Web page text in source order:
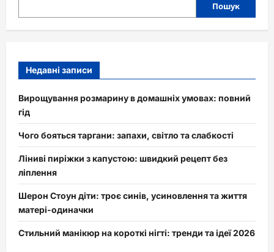
Пошук
Недавні записи
Вирощування розмарину в домашніх умовах: повний
гід
Чого бояться таргани: запахи, світло та слабкості
Ліниві пиріжки з капустою: швидкий рецепт без
ліплення
Шерон Стоун діти: троє синів, усиновлення та життя
матері-одиначки
Стильний манікюр на короткі нігті: тренди та ідеї 2026